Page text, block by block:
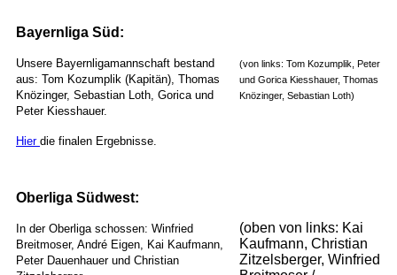
Bayernliga Süd:
Unsere Bayernligamannschaft bestand
aus: Tom Kozumplik (Kapitän), Thomas
Knözinger, Sebastian Loth, Gorica und
Peter Kiesshauer.
Hier die finalen Ergebnisse.
(von links: Tom Kozumplik, Peter
und Gorica Kiesshauer, Thomas
Knözinger, Sebastian Loth)
Oberliga Südwest:
In der Oberliga schossen: Winfried
Breitmoser, André Eigen, Kai Kaufmann,
Peter Dauenhauer und Christian
(oben von links: Kai
Kaufmann, Christian
Zitzelsberger, Winfried